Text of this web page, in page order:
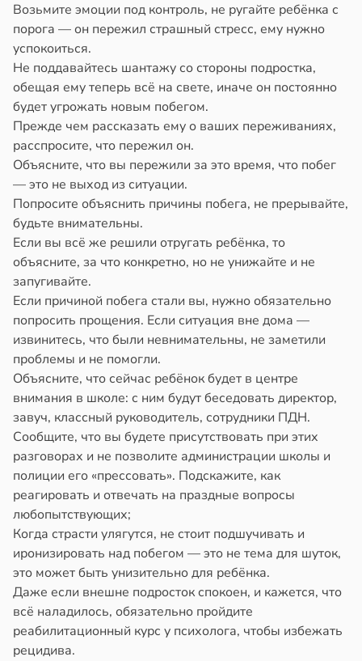
Возьмите эмоции под контроль, не ругайте ребёнка с
порога — он пережил страшный стресс, ему нужно
успокоиться.
Не поддавайтесь шантажу со стороны подростка,
обещая ему теперь всё на свете, иначе он постоянно
будет угрожать новым побегом.
Прежде чем рассказать ему о ваших переживаниях,
расспросите, что пережил он.
Объясните, что вы пережили за это время, что побег
— это не выход из ситуации.
Попросите объяснить причины побега, не прерывайте,
будьте внимательны.
Если вы всё же решили отругать ребёнка, то
объясните, за что конкретно, но не унижайте и не
запугивайте.
Если причиной побега стали вы, нужно обязательно
попросить прощения. Если ситуация вне дома —
извинитесь, что были невнимательны, не заметили
проблемы и не помогли.
Объясните, что сейчас ребёнок будет в центре
внимания в школе: с ним будут беседовать директор,
завуч, классный руководитель, сотрудники ПДН.
Сообщите, что вы будете присутствовать при этих
разговорах и не позволите администрации школы и
полиции его «прессовать». Подскажите, как
реагировать и отвечать на праздные вопросы
любопытствующих;
Когда страсти улягутся, не стоит подшучивать и
иронизировать над побегом — это не тема для шуток,
это может быть унизительно для ребёнка.
Даже если внешне подросток спокоен, и кажется, что
всё наладилось, обязательно пройдите
реабилитационный курс у психолога, чтобы избежать
рецидива.